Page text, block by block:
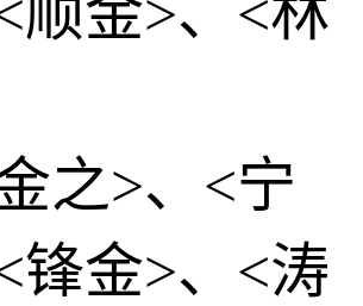
顺金>、<林
之>、<宁
锋金>、<涛